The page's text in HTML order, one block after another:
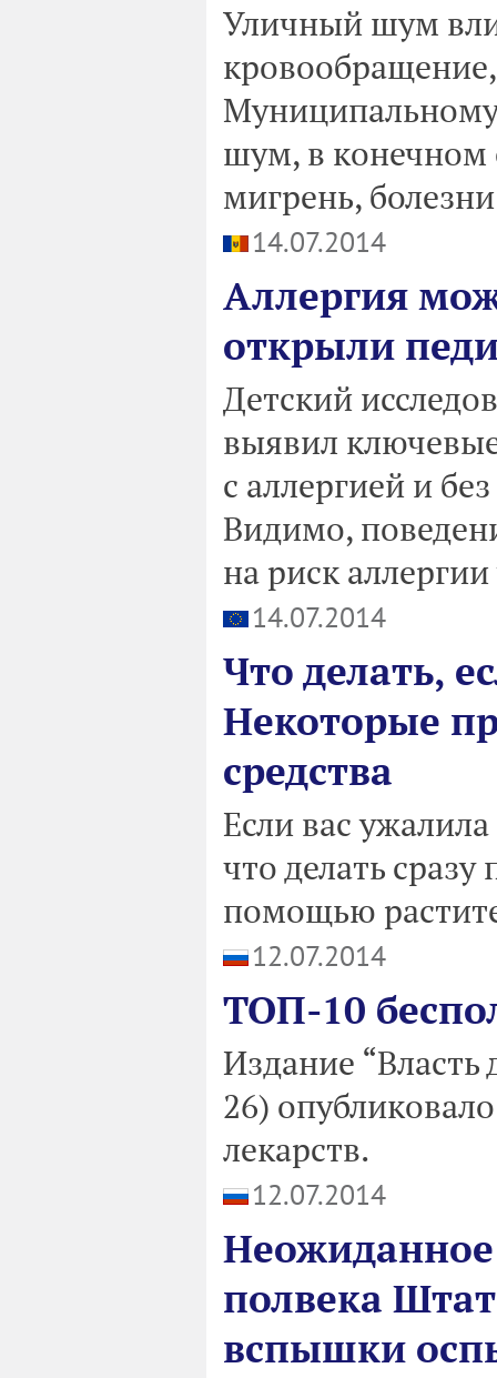
Уличный шум
шум, в конечном
мигрень,
14.07.2014
Аллергия
открыли
Детский
выявил
с аллергией и
Видимо,
на риск
14.07.2014
Что делать,
Некоторые
средства
Если вас
что делать сразу
помощью
12.07.2014
ТОП-10
Издание
26)
лекарств.
12.07.2014
полвека
вспышки